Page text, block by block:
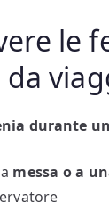
le
da
durante
messa o a